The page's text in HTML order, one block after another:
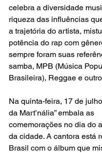
celebra a diversidade
riqueza das influências
a trajetória do artista,
potência do rap com
sempre foram suas
samba, MPB (Música
Brasileira), Reggae e
Na quinta-feira, 17 de
da Mart’nália” embala as
comemorações no dia do
da cidade. A cantora está
Brasil com o álbum que